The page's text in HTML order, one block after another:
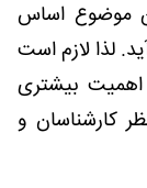
موضوع اساس
لذا لازم است
اهمیت بیشتری
کارشناسان و